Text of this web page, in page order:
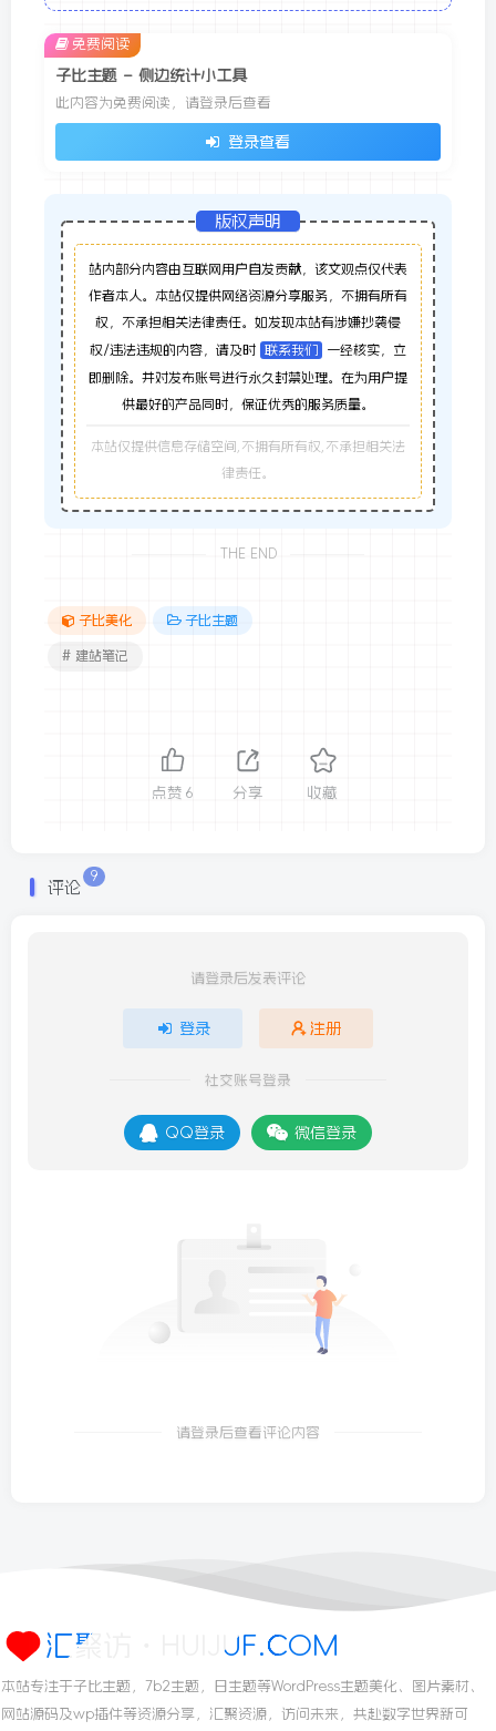
子比主题 – 侧边统计小工具
此内容为免费阅读，请登录后查看
登录查看
免费阅读
版权声明
站内部分内容由互联网用户自发贡献，该文观点仅代表
作者本人。本站仅提供网络资源分享服务，不拥有所有
权，不承担相关法律责任。如发现本站有涉嫌抄袭侵
权/违法违规的内容，请及时 联系我们 一经核实，立
即删除。并对发布账号进行永久封禁处理。在为用户提
供最好的产品同时，保证优秀的服务质量。
本站仅提供信息存储空间,不拥有所有权,不承担相关法
律责任。
THE END
子比美化 子比主题
# 建站笔记
点赞 6 分享 收藏
评论
9
请登录后发表评论
登录 注册
社交账号登录
QQ登录 微信登录
请登录后查看评论内容
汇聚访・HUIJUF.COM
本站专注于子比主题，7b2主题，日主题等WordPress主题美化、图片素材、
网站源码及wp插件等资源分享，汇聚资源，访问未来，共赴数字世界新可